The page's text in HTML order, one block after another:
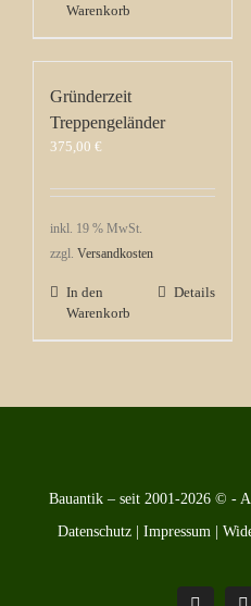
Warenkorb
Gründerzeit
Treppengeländer
375,00 €
inkl. 19 % MwSt.
zzgl. Versandkosten
In den
Warenkorb
Details
Bauantik – seit 2001-2026 © -
Datenschutz
Impressum